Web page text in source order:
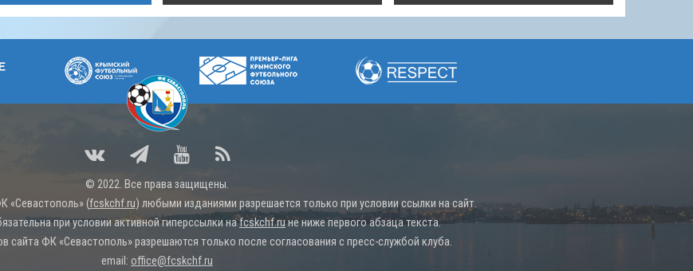
© 2022. Все права защищены.
«Севастополь» (fcskchf.ru) любыми изданиями разрешается только при условии ссылки на сайт.
при условии активной гиперссылки наfcskchf.ruне ниже первого абзаца текста.
сайта ФК «Севастополь» разрешаются только после согласования с пресс-службой клуба.
email: office@fcskchf.ru